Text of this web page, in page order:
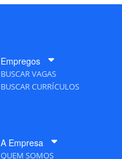
Empregos
BUSCAR VAGAS
BUSCAR CURRÍCULOS
A Empresa
QUEM SOMOS